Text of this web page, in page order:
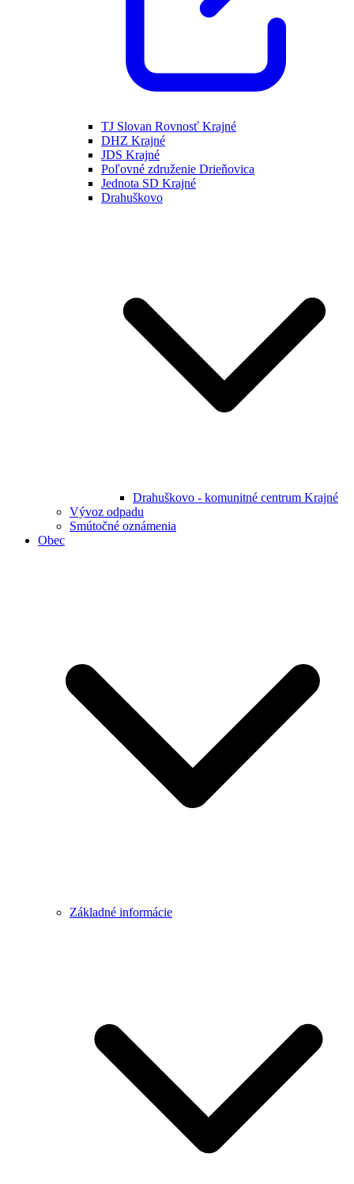
TJ Slovan Rovnosť Krajné
DHZ Krajné
JDS Krajné
Poľovné združenie Drieňovica
Jednota SD Krajné
Drahuškovo
Drahuškovo - komunitné centrum Krajné
Vývoz odpadu
Smútočné oznámenia
Obec
Základné informácie